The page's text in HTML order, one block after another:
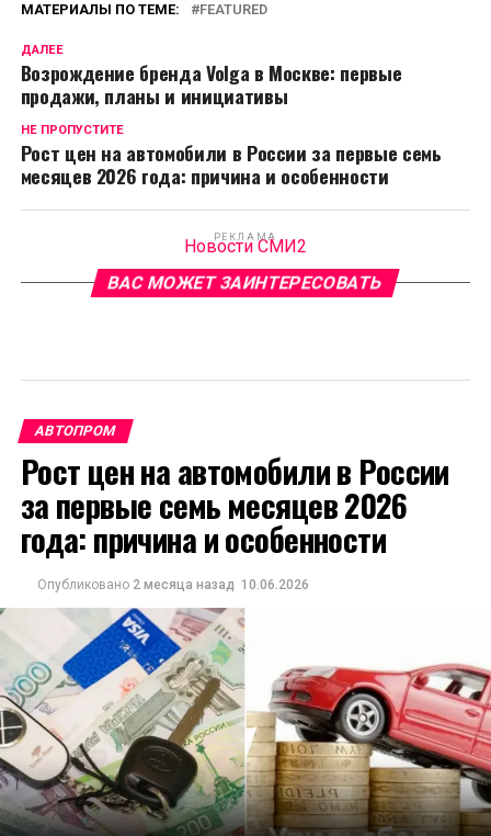
МАТЕРИАЛЫ ПО ТЕМЕ: FEATURED
ДАЛЕЕ
Возрождение бренда Volga в Москве: первые
продажи, планы и инициативы
НЕ ПРОПУСТИТЕ
Рост цен на автомобили в России за первые семь
месяцев 2026 года: причина и особенности
РЕКЛАМА
Новости СМИ2
ВАС МОЖЕТ ЗАИНТЕРЕСОВАТЬ
АВТОПРОМ
Рост цен на автомобили в России
за первые семь месяцев 2026
года: причина и особенности
Опубликовано 2 месяца назад 10.06.2026